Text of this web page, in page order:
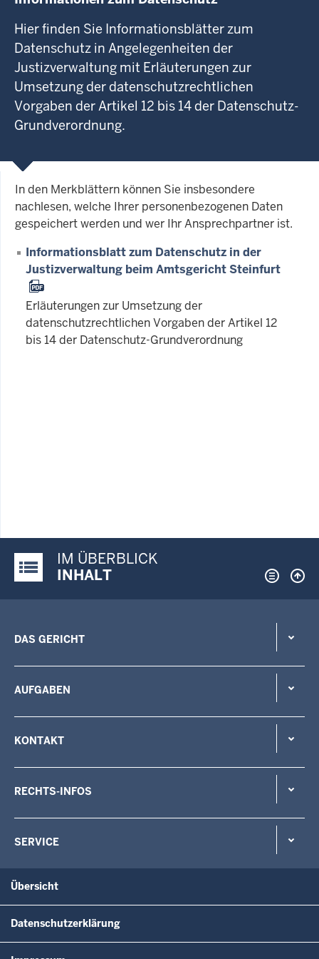
Hier finden Sie Informationsblätter zum
Datenschutz in Angelegenheiten der
Justizverwaltung mit Erläuterungen zur
Umsetzung der datenschutzrechtlichen
Vorgaben der Artikel 12 bis 14 der Datenschutz-
Grundverordnung.
In den Merkblättern können Sie insbesondere
nachlesen, welche Ihrer personenbezogenen Daten
gespeichert werden und wer Ihr Ansprechpartner ist.
Informationsblatt zum Datenschutz in der
Justizverwaltung beim Amtsgericht Steinfurt
Erläuterungen zur Umsetzung der
datenschutzrechtlichen Vorgaben der Artikel 12
bis 14 der Datenschutz-Grundverordnung
Justiz-Portal im Überblick:
IM ÜBERBLICK
INHALT
DAS GERICHT
AUFGABEN
KONTAKT
RECHTS-INFOS
SERVICE
Übersicht
Datenschutzerklärung